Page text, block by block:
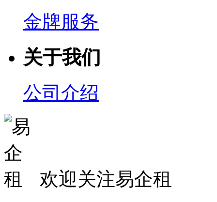
金牌服务
关于我们
公司介绍
欢迎关注易企租